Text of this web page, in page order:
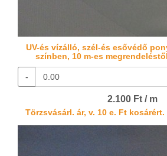
UV-és vízálló, szél-és esővédő
színben, 10 m-es
-
2.100 Ft / m
Törzsvásárl. ár, v. 10 e. Ft